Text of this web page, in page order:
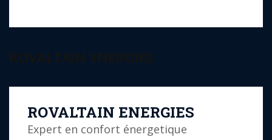
ROVALTAIN ENERGIES
Expert en confort énergetique